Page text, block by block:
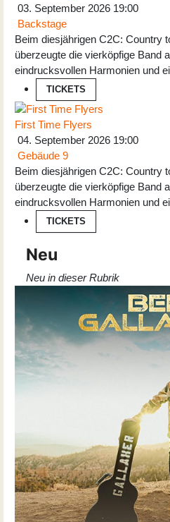
03. September 2026 19:00
Backstage
Beim diesjährigen C2C: Country
überzeugte die vierköpfige Band
eindrucksvollen Harmonien und
TICKETS
First Time Flyers
04. September 2026 19:00
Gebäude 9
Beim diesjährigen C2C: Country
überzeugte die vierköpfige Band
eindrucksvollen Harmonien und
TICKETS
Neu
Neu in dieser Rubrik